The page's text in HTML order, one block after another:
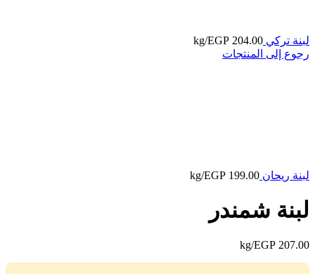
لبنة تركي EGP 204.00
/kg
رجوع إلى المنتجات
لبنة ريحان EGP 199.00
/kg
لبنة شمندر
EGP 207.00
/kg